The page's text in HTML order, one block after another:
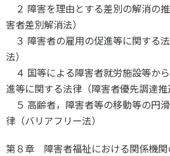
２ 障害を理由とする差別の解消の
害者差別解消法）
３ 障害者の雇用の促進等に関する
法）
４ 国等による障害者就労施設等か
進等に関する法律（障害者優先調達推
５ 高齢者，障害者等の移動等の円
律（バリアフリー法）
第８章 障害者福祉における関係機関